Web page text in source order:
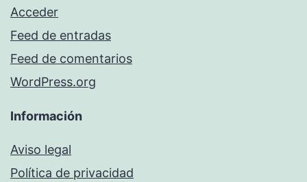
Acceder
Feed de entradas
Feed de comentarios
WordPress.org
Información
Aviso legal
Política de privacidad